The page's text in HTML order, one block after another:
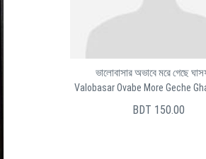
ভালোবাসার অভাবে মরে গেছে
Valobasar Ovabe More Geche
BDT 150.00